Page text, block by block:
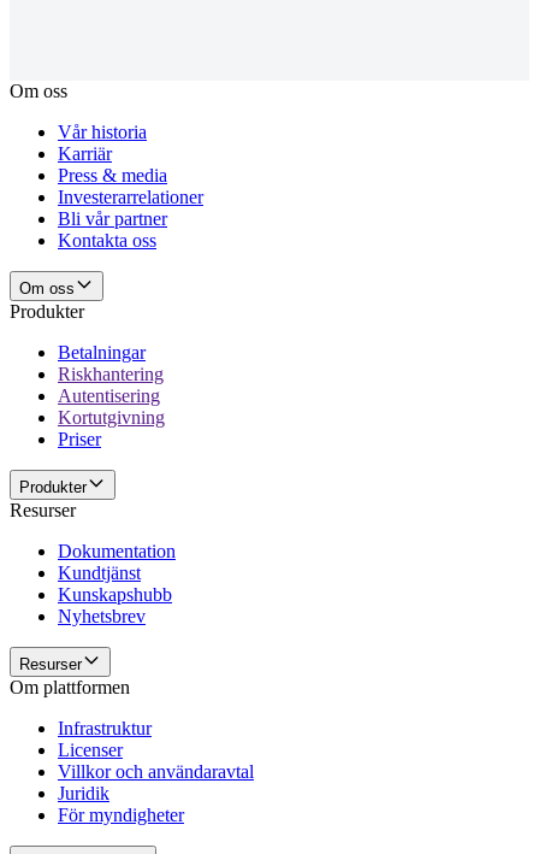
Om oss
Vår historia
Karriär
Press & media
Investerarrelationer
Bli vår partner
Kontakta oss
Om oss
Produkter
Betalningar
Riskhantering
Autentisering
Kortutgivning
Priser
Produkter
Resurser
Dokumentation
Kundtjänst
Kunskapshubb
Nyhetsbrev
Resurser
Om plattformen
Infrastruktur
Licenser
Villkor och användaravtal
Juridik
För myndigheter